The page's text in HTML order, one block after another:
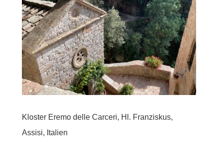
Kloster Eremo delle Carceri, Hl. Franziskus,
Assisi, Italien